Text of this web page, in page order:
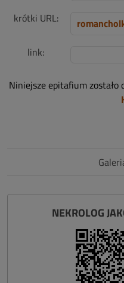
krótki URL:
link:
Niniejsze epitafium zostało
NEKROLOG